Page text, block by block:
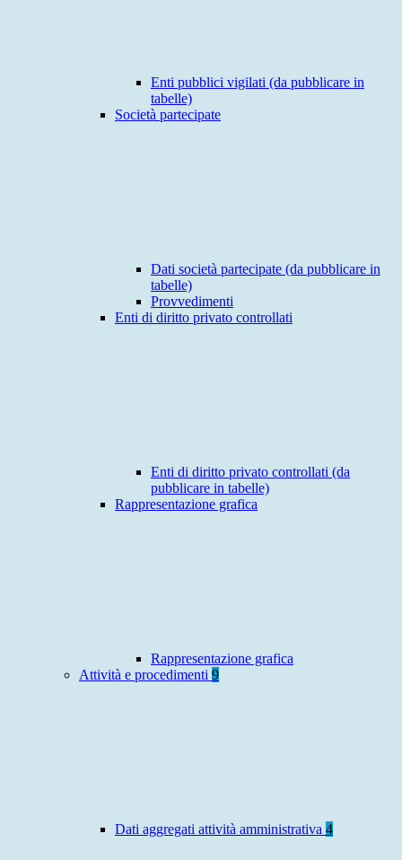
Enti pubblici vigilati (da pubblicare in
tabelle)
Società partecipate
Dati società partecipate (da pubblicare in
tabelle)
Provvedimenti
Enti di diritto privato controllati
Enti di diritto privato controllati (da
pubblicare in tabelle)
Rappresentazione grafica
Rappresentazione grafica
Attività e procedimenti 9
Dati aggregati attività amministrativa 4